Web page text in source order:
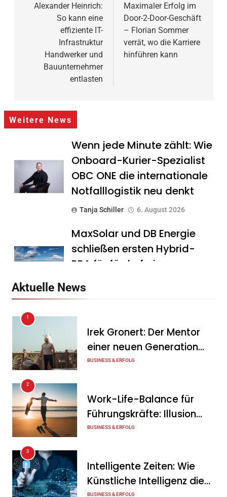
Alexander Heinrich:
So kann eine
effiziente IT-
Infrastruktur
Handwerker und
Bauunternehmer
entlasten
Maximaler Erfolg im
Door-2-Door-Geschäft
– Florian Sommer
verrät, wo die Karriere
hinführen kann
Weitere News
Wenn jede Minute zählt: Wie
Onboard-Kurier-Spezialist
OBC ONE die internationale
Notfalllogistik neu denkt
Tanja Schiller 6. August 2026
MaxSolar und DB Energie
schließen ersten Hybrid-
PPA für förderfreie
Tanja Schiller
Geschäftsverlauf im
zweiten Quartal
Intersolar-Trend 2026:
Warum Batteriespeicher
zum wichtigsten Baustein
der Energiewende werden
Aktuelle News
1
Irek Gronert: Der Mentor
einer neuen Generation
von Unternehmern
BUSINESS & ERFOLG
2
Work-Life-Balance für
Führungskräfte: Illusion
oder echte Chance?
BUSINESS & ERFOLG
3
Intelligente Zeiten: Wie
Künstliche Intelligenz die
BUSINESS & ERFOLG